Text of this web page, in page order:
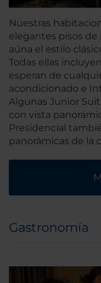
Nuestras
elegantes pisos de
aúna el estilo
Todas ellas
esperan de
acondicionado e
Algunas Junior
con vista
Presidencial
panorámicas de la
Gastronomía